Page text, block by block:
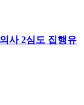
사 2심도 집행유